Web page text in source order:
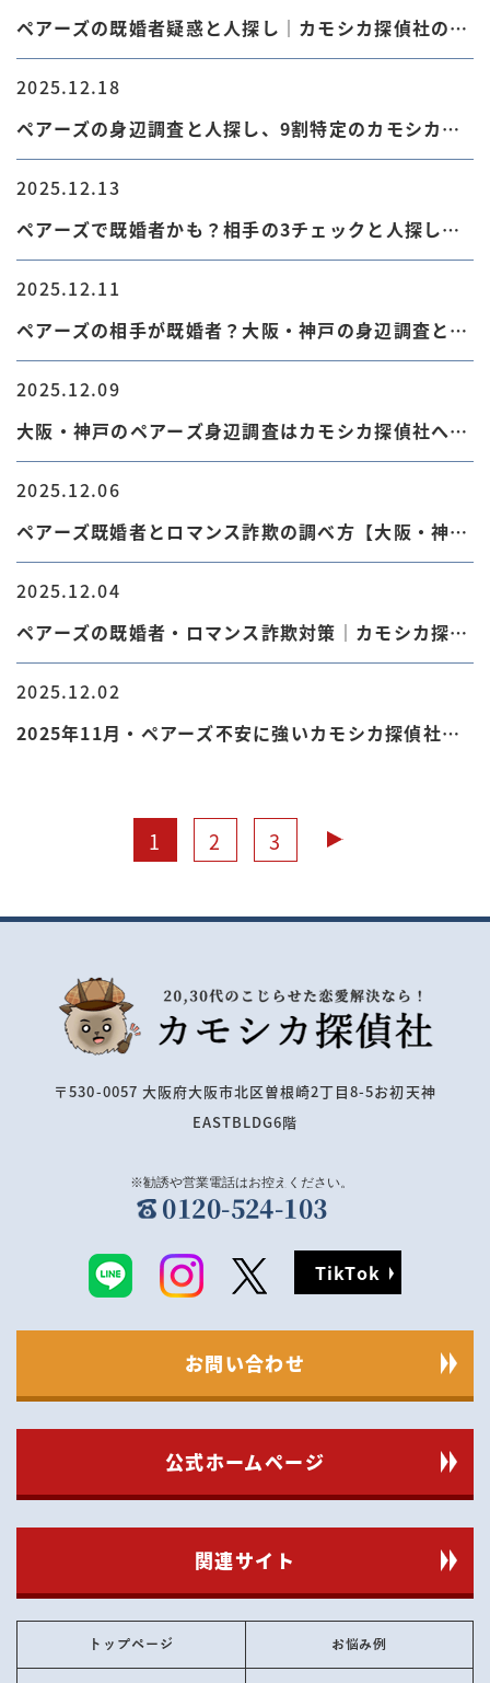
ペアーズの既婚者疑惑と人探し｜カモシカ探偵社の特
定率9割
2025.12.18
ペアーズの身辺調査と人探し、9割特定のカモシカ探
偵社
2025.12.13
ペアーズで既婚者かも？相手の3チェックと人探しの
注意
2025.12.11
ペアーズの相手が既婚者？大阪・神戸の身辺調査と浮
気調査
2025.12.09
大阪・神戸のペアーズ身辺調査はカモシカ探偵社へ
【2025年12月】
2025.12.06
ペアーズ既婚者とロマンス詐欺の調べ方【大阪・神
戸】
2025.12.04
ペアーズの既婚者・ロマンス詐欺対策｜カモシカ探偵
社
2025.12.02
2025年11月・ペアーズ不安に強いカモシカ探偵社の
1 2 3
〒530-0057 大阪府大阪市北区曽根崎2丁目8-5お初天神
EASTBLDG6階
0120-524-103
TikTok
お問い合わせ
公式ホームページ
関連サイト
トップページ お悩み例